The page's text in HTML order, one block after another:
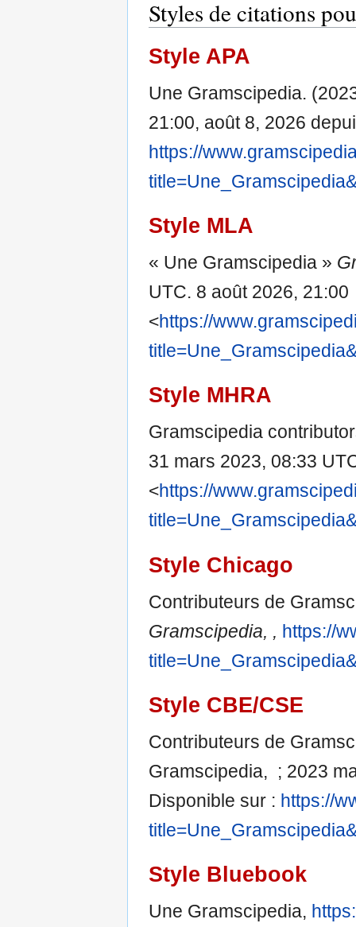
Styles de citations
Style APA
Une Gramscipedia.
21:00, août 8, 2026
https://
Style MLA
« Une Gramscipedia »
UTC. 8 août 2026, 21:00
<https://
Style MHRA
Gramscipedia
31 mars 2023, 08:33
<https://
Style Chicago
Contributeurs de
Gramscipedia, , https://
Style CBE/CSE
Contributeurs de
Gramscipedia, ; 2023
Disponible sur : https://
Style Bluebook
Une Gramscipedia,